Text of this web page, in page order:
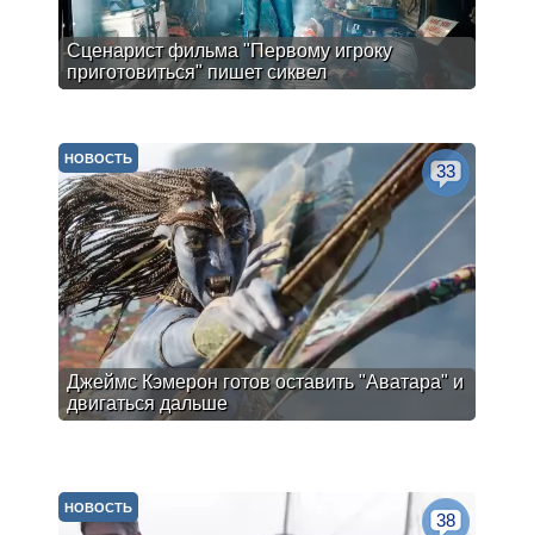
Сценарист фильма "Первому игроку
приготовиться" пишет сиквел
Джеймс Кэмерон готов оставить "Аватара" и
двигаться дальше
НОВОСТЬ
33
НОВОСТЬ
38